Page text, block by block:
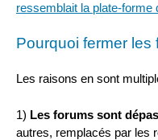
ressemblait la plate-forme
Pourquoi fermer les
Les raisons en sont
1) Les forums sont
autres, remplacés par les